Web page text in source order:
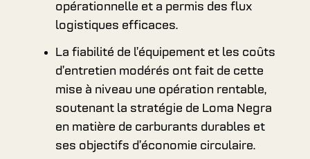
opérationnelle et a permis des flux
logistiques efficaces.
La fiabilité de l’équipement et les coûts
d’entretien modérés ont fait de cette
mise à niveau une opération rentable,
soutenant la stratégie de Loma Negra
en matière de carburants durables et
ses objectifs d’économie circulaire.